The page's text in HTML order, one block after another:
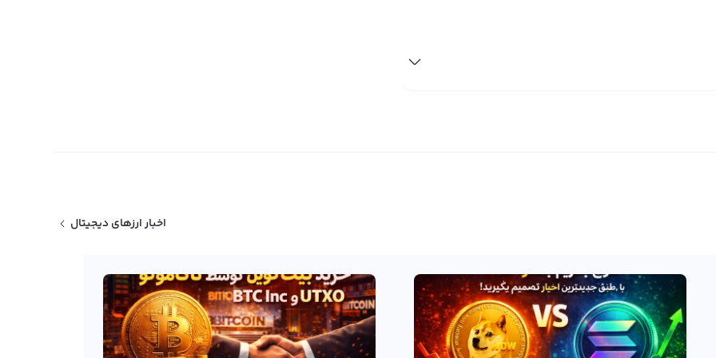
شما از آن تنها یک سود و زیان فرضی است. اما تنها
آن به دیگر ارزهای دیجیتال از طریق یکی از
و آسان می‌کند.
معامله‌گران و سرمایه‌گذاران ارزهای دیجیتال یک گزینه بسیار
اخبار ارزهای دیجیتال